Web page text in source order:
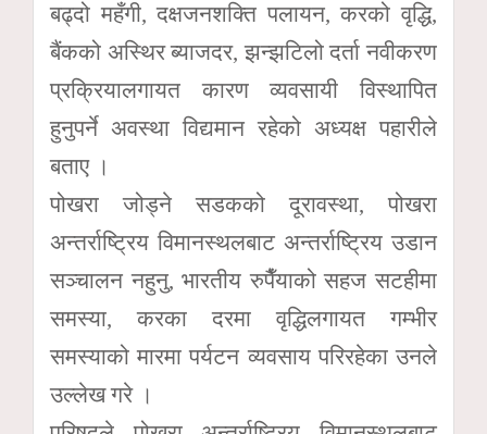
बढ्दो महँगी, दक्षजनशक्ति पलायन, करको वृद्धि,
बैंकको अस्थिर ब्याजदर, झन्झटिलो दर्ता नवीकरण
प्रक्रियालगायत कारण व्यवसायी विस्थापित
हुनुपर्ने अवस्था विद्यमान रहेको अध्यक्ष पहारीले
बताए ।
पोखरा जोड्ने सडकको दूरावस्था, पोखरा
अन्तर्राष्ट्रिय विमानस्थलबाट अन्तर्राष्ट्रिय उडान
सञ्चालन नहुनु, भारतीय रुपैँयाको सहज सटहीमा
समस्या, करका दरमा वृद्धिलगायत गम्भीर
समस्याको मारमा पर्यटन व्यवसाय परिरहेका उनले
उल्लेख गरे ।